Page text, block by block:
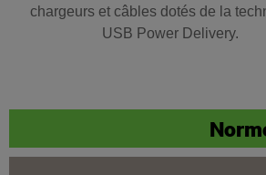
chargeurs et câbles dotés de la
USB Power Delivery.